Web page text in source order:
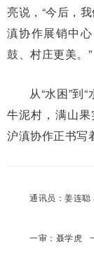
亮说，“今后，
滇协作展销中
鼓、村庄更美。”
从“水困”到
牛泥村，满山
沪滇协作正书写
通讯员： 姜连聪
一审：聂学虎